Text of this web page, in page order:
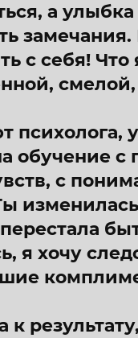
а
с себя! Что
психолога,
обучение с
с
я хочу